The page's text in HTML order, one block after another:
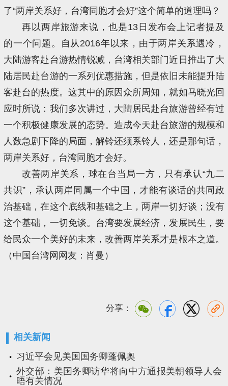
了“两岸关系好，台湾同胞才会好”这个简单的道理吗？
再以两岸旅游来说，也是13日发布会上记者提及
的一个问题。自从2016年以来，由于两岸关系遇冷，
大陆游客赴台游热情锐减，台湾相关部门近日推出了大
陆居民赴台游的一系列优惠措施，但是依旧未能提升陆
客赴台的热度。这其中的原因众所周知，就如马晓光回
应时所说：我们多次讲过，大陆居民赴台旅游曾经有过
一个积极健康发展的态势。造成今天赴台旅游的规模和
人数急剧下降的局面，解铃还须系铃人，还是那句话，
两岸关系好，台湾同胞才会好。
改善两岸关系，球在台当局一方，只有承认“九二
共识”，承认两岸同属一个中国，才能有谈话的共同政
治基础，在这个底线和基础之上，两岸一切好谈；没有
这个基础，一切免谈。台湾要发展经济，发展民生，要
给民众一个美好的未来，改善两岸关系才是根本之道。
（中国台湾网网友：肖曼）
分享：
相关新闻
习近平会见美国国务卿蓬佩奥
外交部：美国务卿访华将向中方通报美朝领导人会
晤有关情况